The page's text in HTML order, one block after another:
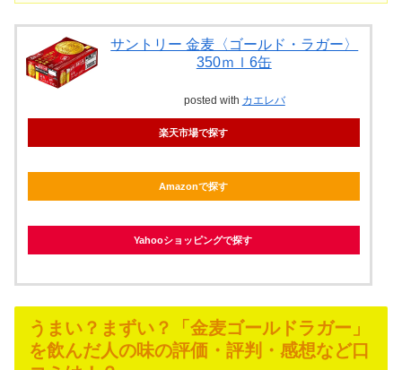
サントリー 金麦〈ゴールド・ラガー〉
350ｍｌ6缶
posted with カエレバ
楽天市場で探す
Amazonで探す
Yahooショッピングで探す
うまい？まずい？「金麦ゴールドラガー」
を飲んだ人の味の評価・評判・感想など口